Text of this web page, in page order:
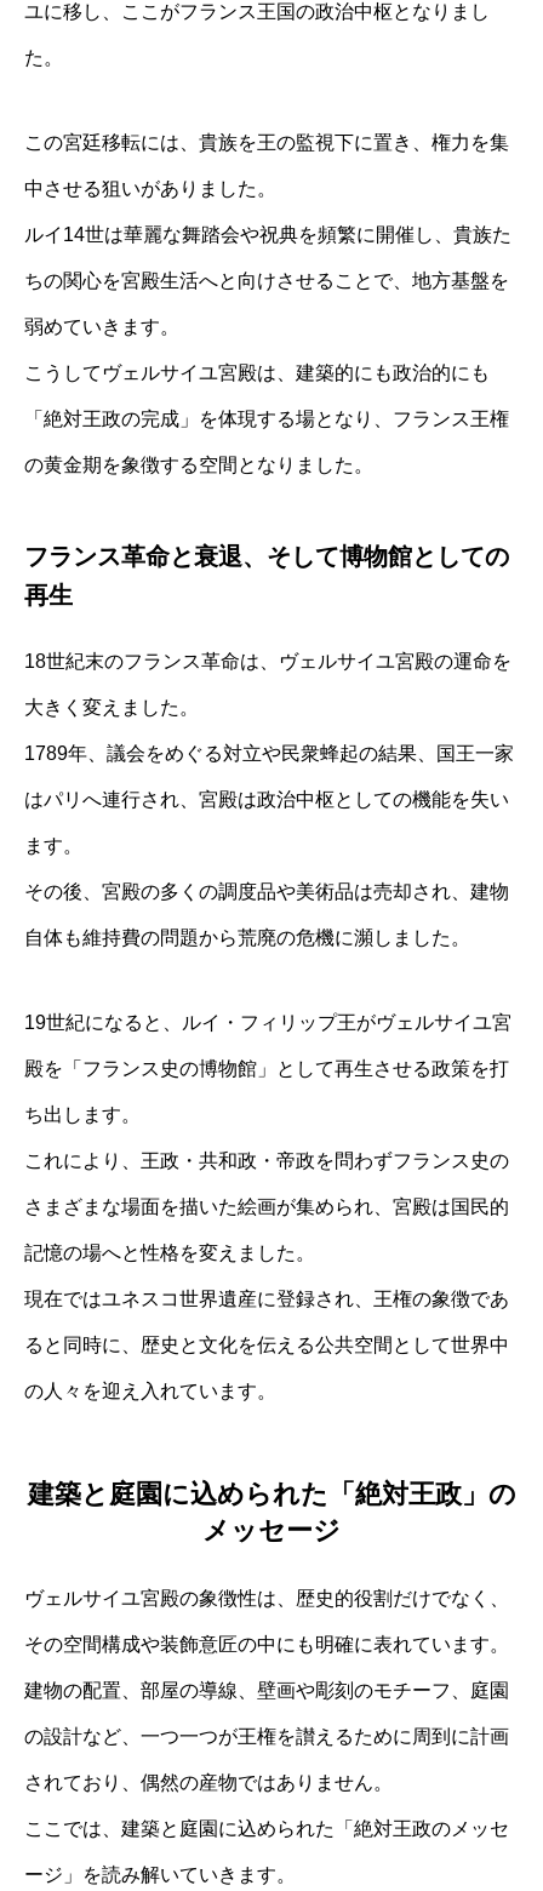
ユに移し、ここがフランス王国の政治中枢となりまし
た。
この宮廷移転には、貴族を王の監視下に置き、権力を集
中させる狙いがありました。
ルイ14世は華麗な舞踏会や祝典を頻繁に開催し、貴族た
ちの関心を宮殿生活へと向けさせることで、地方基盤を
弱めていきます。
こうしてヴェルサイユ宮殿は、建築的にも政治的にも
「絶対王政の完成」を体現する場となり、フランス王権
の黄金期を象徴する空間となりました。
フランス革命と衰退、そして博物館としての
再生
18世紀末のフランス革命は、ヴェルサイユ宮殿の運命を
大きく変えました。
1789年、議会をめぐる対立や民衆蜂起の結果、国王一家
はパリへ連行され、宮殿は政治中枢としての機能を失い
ます。
その後、宮殿の多くの調度品や美術品は売却され、建物
自体も維持費の問題から荒廃の危機に瀕しました。
19世紀になると、ルイ・フィリップ王がヴェルサイユ宮
殿を「フランス史の博物館」として再生させる政策を打
ち出します。
これにより、王政・共和政・帝政を問わずフランス史の
さまざまな場面を描いた絵画が集められ、宮殿は国民的
記憶の場へと性格を変えました。
現在ではユネスコ世界遺産に登録され、王権の象徴であ
ると同時に、歴史と文化を伝える公共空間として世界中
の人々を迎え入れています。
建築と庭園に込められた「絶対王政」の
メッセージ
ヴェルサイユ宮殿の象徴性は、歴史的役割だけでなく、
その空間構成や装飾意匠の中にも明確に表れています。
建物の配置、部屋の導線、壁画や彫刻のモチーフ、庭園
の設計など、一つ一つが王権を讃えるために周到に計画
されており、偶然の産物ではありません。
ここでは、建築と庭園に込められた「絶対王政のメッセ
ージ」を読み解いていきます。